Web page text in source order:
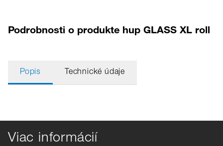
Podrobnosti o produkte hup GLASS XL roll
Popis Technické údaje
Viac informácií